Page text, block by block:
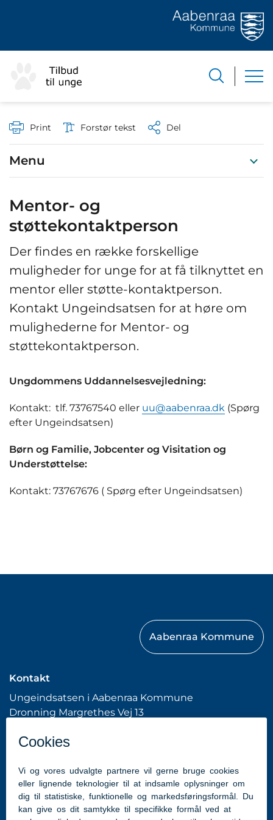
Print Forstør tekst Del
Menu
Mentor- og
støttekontaktperson
Der findes en række forskellige
muligheder for unge for at få tilknyttet en
mentor eller støtte-kontaktperson.
Kontakt Ungeindsatsen for at høre om
mulighederne for Mentor- og
støttekontaktperson.
Ungdommens Uddannelsesvejledning:
Kontakt: tlf. 73767540 eller uu@aabenraa.dk (Spørg
efter Ungeindsatsen)
Børn og Familie, Jobcenter og Visitation og
Understøttelse:
Kontakt: 73767676 ( Spørg efter Ungeindsatsen)
Kontakt
Ungeindsatsen i Aabenraa Kommune
Dronning Margrethes Vej 13
hhme@aabenraa.dk(webmaster)
Genveje
Aabenraa Kommune